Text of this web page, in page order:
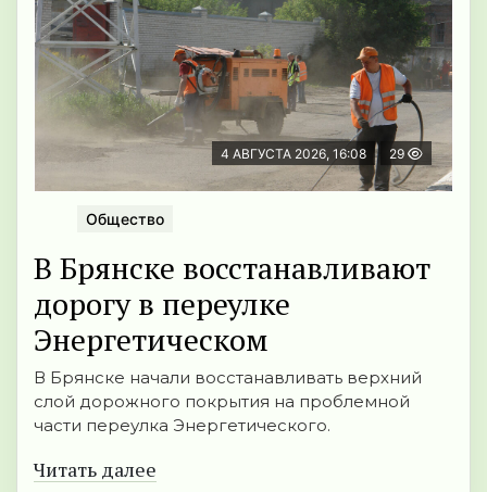
4 АВГУСТА 2026, 16:08 29
Общество
В Брянске восстанавливают
дорогу в переулке
Энергетическом
В Брянске начали восстанавливать верхний
слой дорожного покрытия на проблемной
части переулка Энергетического.
Читать далее